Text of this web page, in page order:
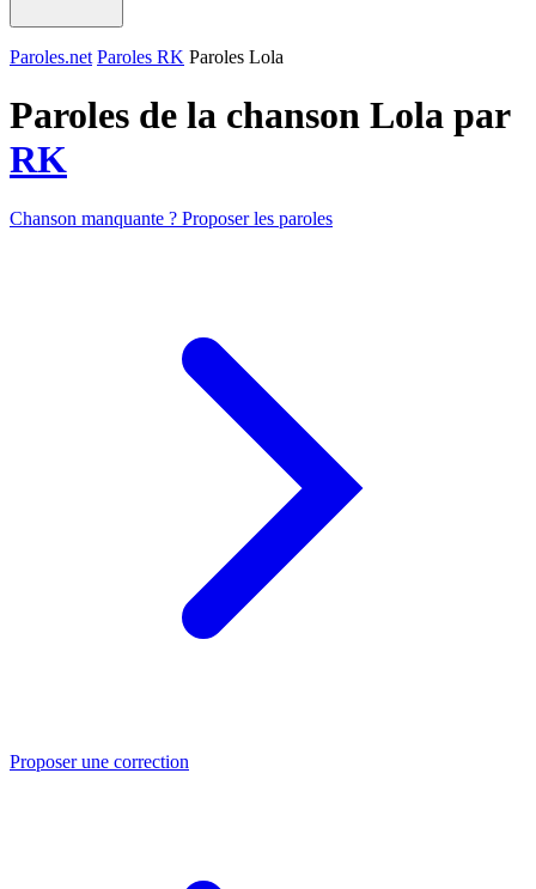
Paroles.net Paroles RK Paroles Lola
Paroles de la chanson Lola par
RK
Chanson manquante ? Proposer les paroles
Proposer une correction